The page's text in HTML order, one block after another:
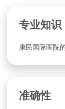
专业知识
康民国际医院
准确性